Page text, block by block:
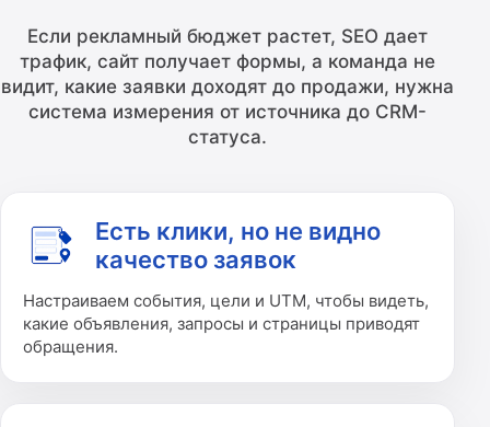
Если рекламный бюджет растет, SEO дает
трафик, сайт получает формы, а команда не
видит, какие заявки доходят до продажи, нужна
система измерения от источника до CRM-
статуса.
Есть клики, но не видно
качество заявок
Настраиваем события, цели и UTM, чтобы видеть,
какие объявления, запросы и страницы приводят
обращения.